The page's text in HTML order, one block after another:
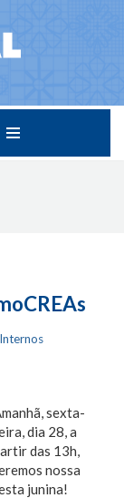
sexta-
dia 28, a
das 13h,
nossa
junina!